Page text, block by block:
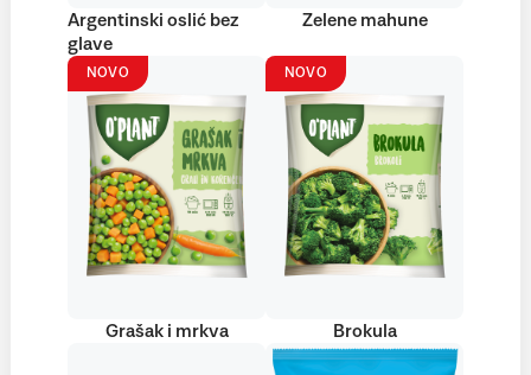
Argentinski oslić bez
glave
Zelene mahune
NOVO
Grašak i mrkva
NOVO
Brokula